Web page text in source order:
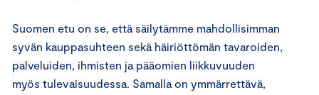
Suomen etu on se, että säilytämme mahdollisimman
syvän kauppasuhteen sekä häiriöttömän tavaroiden,
palveluiden, ihmisten ja pääomien liikkuvuuden
myös tulevaisuudessa. Samalla on ymmärrettävä,